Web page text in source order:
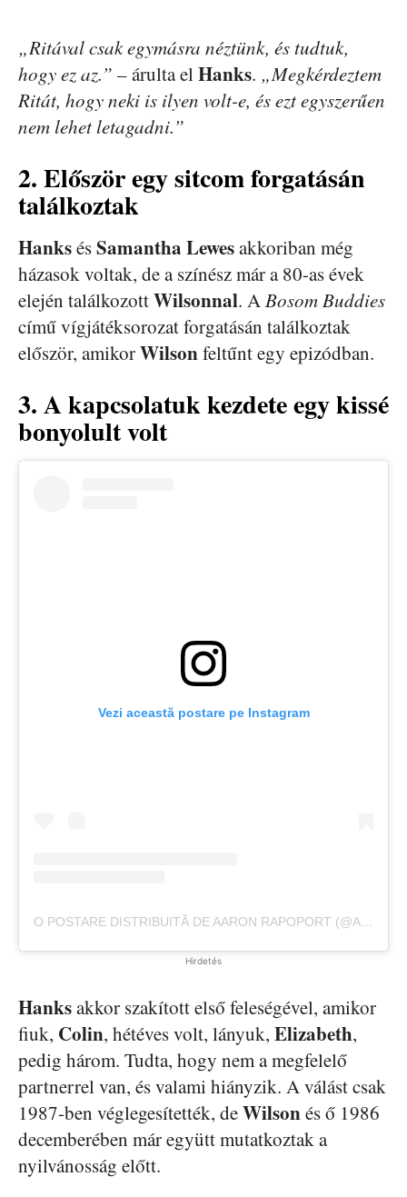
„Ritával csak egymásra néztünk, és tudtuk,
hogy ez az.” – árulta elHanks. „Megkérdeztem
Ritát, hogy neki is ilyen volt-e, és ezt egyszerűen
nem lehet letagadni.”
2. Először egy sitcom forgatásán
találkoztak
HanksésSamantha Lewesakkoriban még
házasok voltak, de a színész már a 80-as évek
elején találkozottWilsonnal. ABosom Buddies
című vígjátéksorozat forgatásán találkoztak
először, amikorWilsonfeltűnt egy epizódban.
3. A kapcsolatuk kezdete egy kissé
bonyolult volt
Vezi această postare pe Instagram
O POSTARE DISTRIBUITĂ DE AARON RAPOPORT (@AARONRAPOPORT)
Hirdetés
Hanksakkor szakított első feleségével, amikor
fiuk, Colin, hétéves volt, lányuk, Elizabeth,
pedig három. Tudta, hogy nem a megfelelő
partnerrel van, és valami hiányzik. A válást csak
1987-ben véglegesítették, deWilsonés ő 1986
decemberében már együtt mutatkoztak a
nyilvánosság előtt.